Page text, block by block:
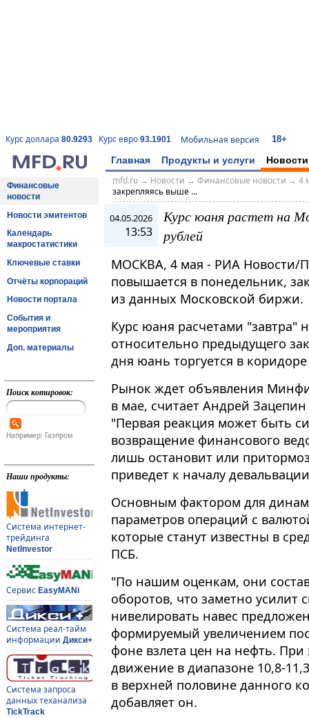
Курс доллара 80.9293 Курс евро 93.1901 Мобильная версия 18+
Главная Продукты и услуги Новости
Финансовые
новости
Новости эмитентов
Календарь
макростатистики
Ключевые ставки
Отчёты корпораций
Новости портала
События и
мероприятия
Доп. материалы
Поиск котировок:
Например: Газпром
Наши продукты:
Система интернет-
трейдинга
NetInvestor
Сервис EasyMANi
Система реал-тайм
информации Дикси+
Система запроса
данных теханализа
TickTrack
mfd.ru→ Новости → Финансовые новости → 4
закрепляясь выше ...
04.05.2026
13:53
Курс юаня растет на
рублей
МОСКВА, 4 мая - РИА Новости/
повышается в понедельник,
из данных Московской биржи.
Курс юаня расчетами "завтра"
относительно предыдущего
дня юань торгуется в
Рынок ждет объявления
в мае, считает Андрей
"Первая реакция может быть
возвращение финансового
лишь остановит или
приведет к началу
Основным фактором для
параметров операций с
которые станут известны в
ПСБ.
"По нашим оценкам, они
оборотов, что заметно усилит
нивелировать навес
формируемый увеличением
фоне взлета цен на нефть.
движение в диапазоне 10,8-
в верхней половине данного
добавляет он.